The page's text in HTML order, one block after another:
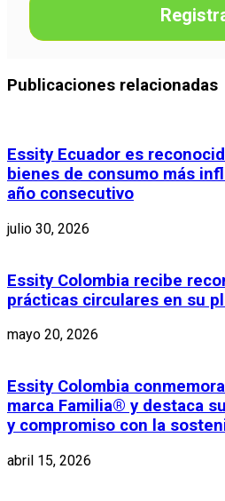
Publicaciones relacionadas
Essity Ecuador es
bienes de consumo más
año consecutivo
julio 30, 2026
Essity Colombia recibe
prácticas circulares en su
mayo 20, 2026
Essity Colombia
marca Familia® y destaca
y compromiso con la
abril 15, 2026